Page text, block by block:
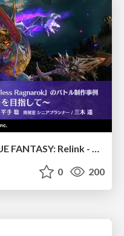
【CEDEC2026】『GRANBLUE FANTASY: Relink - Endless Ragnarok』のバトル制作事例 ～最高のキャラゲーを目指して～
0 200